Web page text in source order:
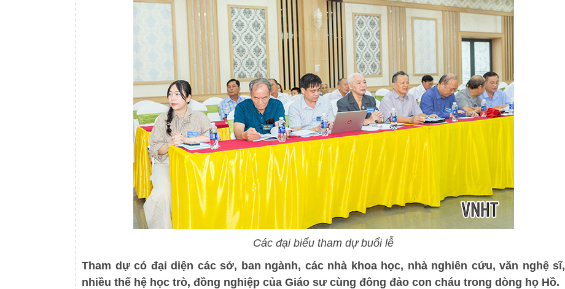
Các đại biểu tham dự buổi lễ
Tham dự có đại diện các sở, ban ngành, các nhà khoa học, nhà nghiên cứu, văn nghệ sĩ,
nhiều thế hệ học trò, đồng nghiệp của Giáo sư cùng đông đảo con cháu trong dòng họ Hồ.